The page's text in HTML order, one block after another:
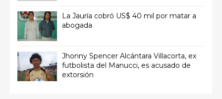
La Jauría cobró US$ 40 mil por matar a
abogada
Jhonny Spencer Alcántara Villacorta, ex
futbolista del Manucci, es acusado de
extorsión